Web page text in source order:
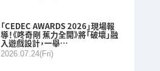
「CEDEC AWARDS 2026」現場報
導！《咚奇剛 蕉力全開》將「破壞」融
入遊戲設計，一舉…
2026.07.24(Fri)